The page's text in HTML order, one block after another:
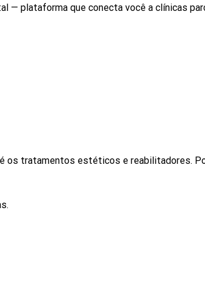
— plataforma que conecta você a clínicas
tratamentos estéticos e reabilitadores.